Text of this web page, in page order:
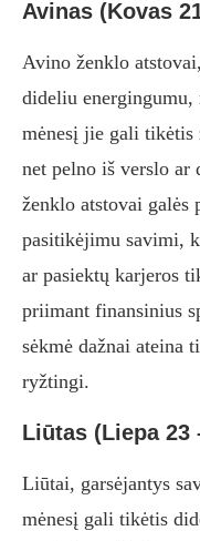
Avinas (Kovas
Avino ženklo
dideliu
mėnesį jie gali tikėtis
net pelno iš verslo ar
ženklo atstovai galės
pasitikėjimu savimi,
ar pasiektų karjeros
priimant finansinius
sėkmė dažnai ateina
ryžtingi.
Liūtas (Liepa 23
Liūtai, garsėjantys
mėnesį gali tikėtis